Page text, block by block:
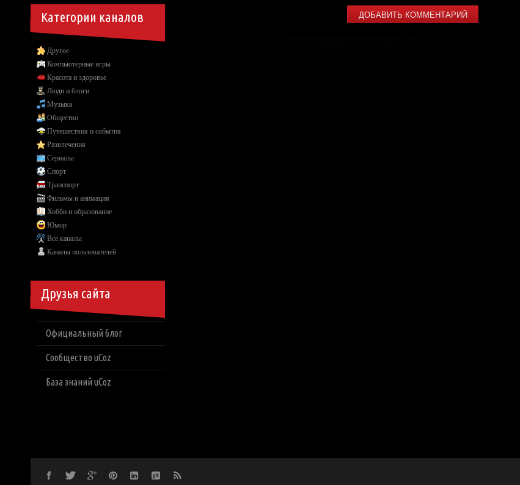
Категории каналов
Другое
Компьютерные игры
Красота и здоровье
Люди и блоги
Музыка
Общество
Путешествия и события
Развлечения
Сериалы
Спорт
Транспорт
Фильмы и анимация
Хобби и образование
Юмор
Все каналы
Каналы пользователей
Друзья сайта
Официальный блог
Сообщество uCoz
База знаний uCoz